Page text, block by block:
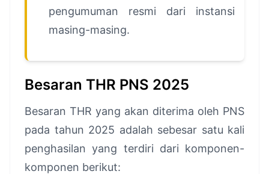
pengumuman resmi dari instansi
masing-masing.
Besaran THR PNS 2025
Besaran THR yang akan diterima oleh PNS
pada tahun 2025 adalah sebesar satu kali
penghasilan yang terdiri dari komponen-
komponen berikut: